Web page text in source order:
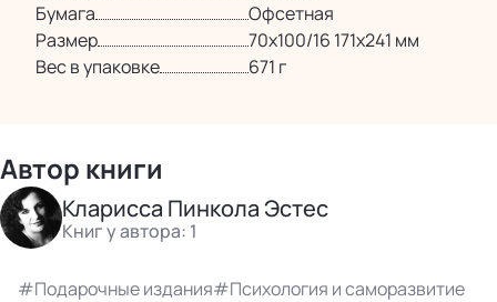
Бумага
Офсетная
Размер
70х100/16 171х241 мм
Вес в упаковке
671 г
Автор книги
Кларисса Пинкола Эстес
Книг у автора: 1
Подарочные издания
Психология и саморазвитие